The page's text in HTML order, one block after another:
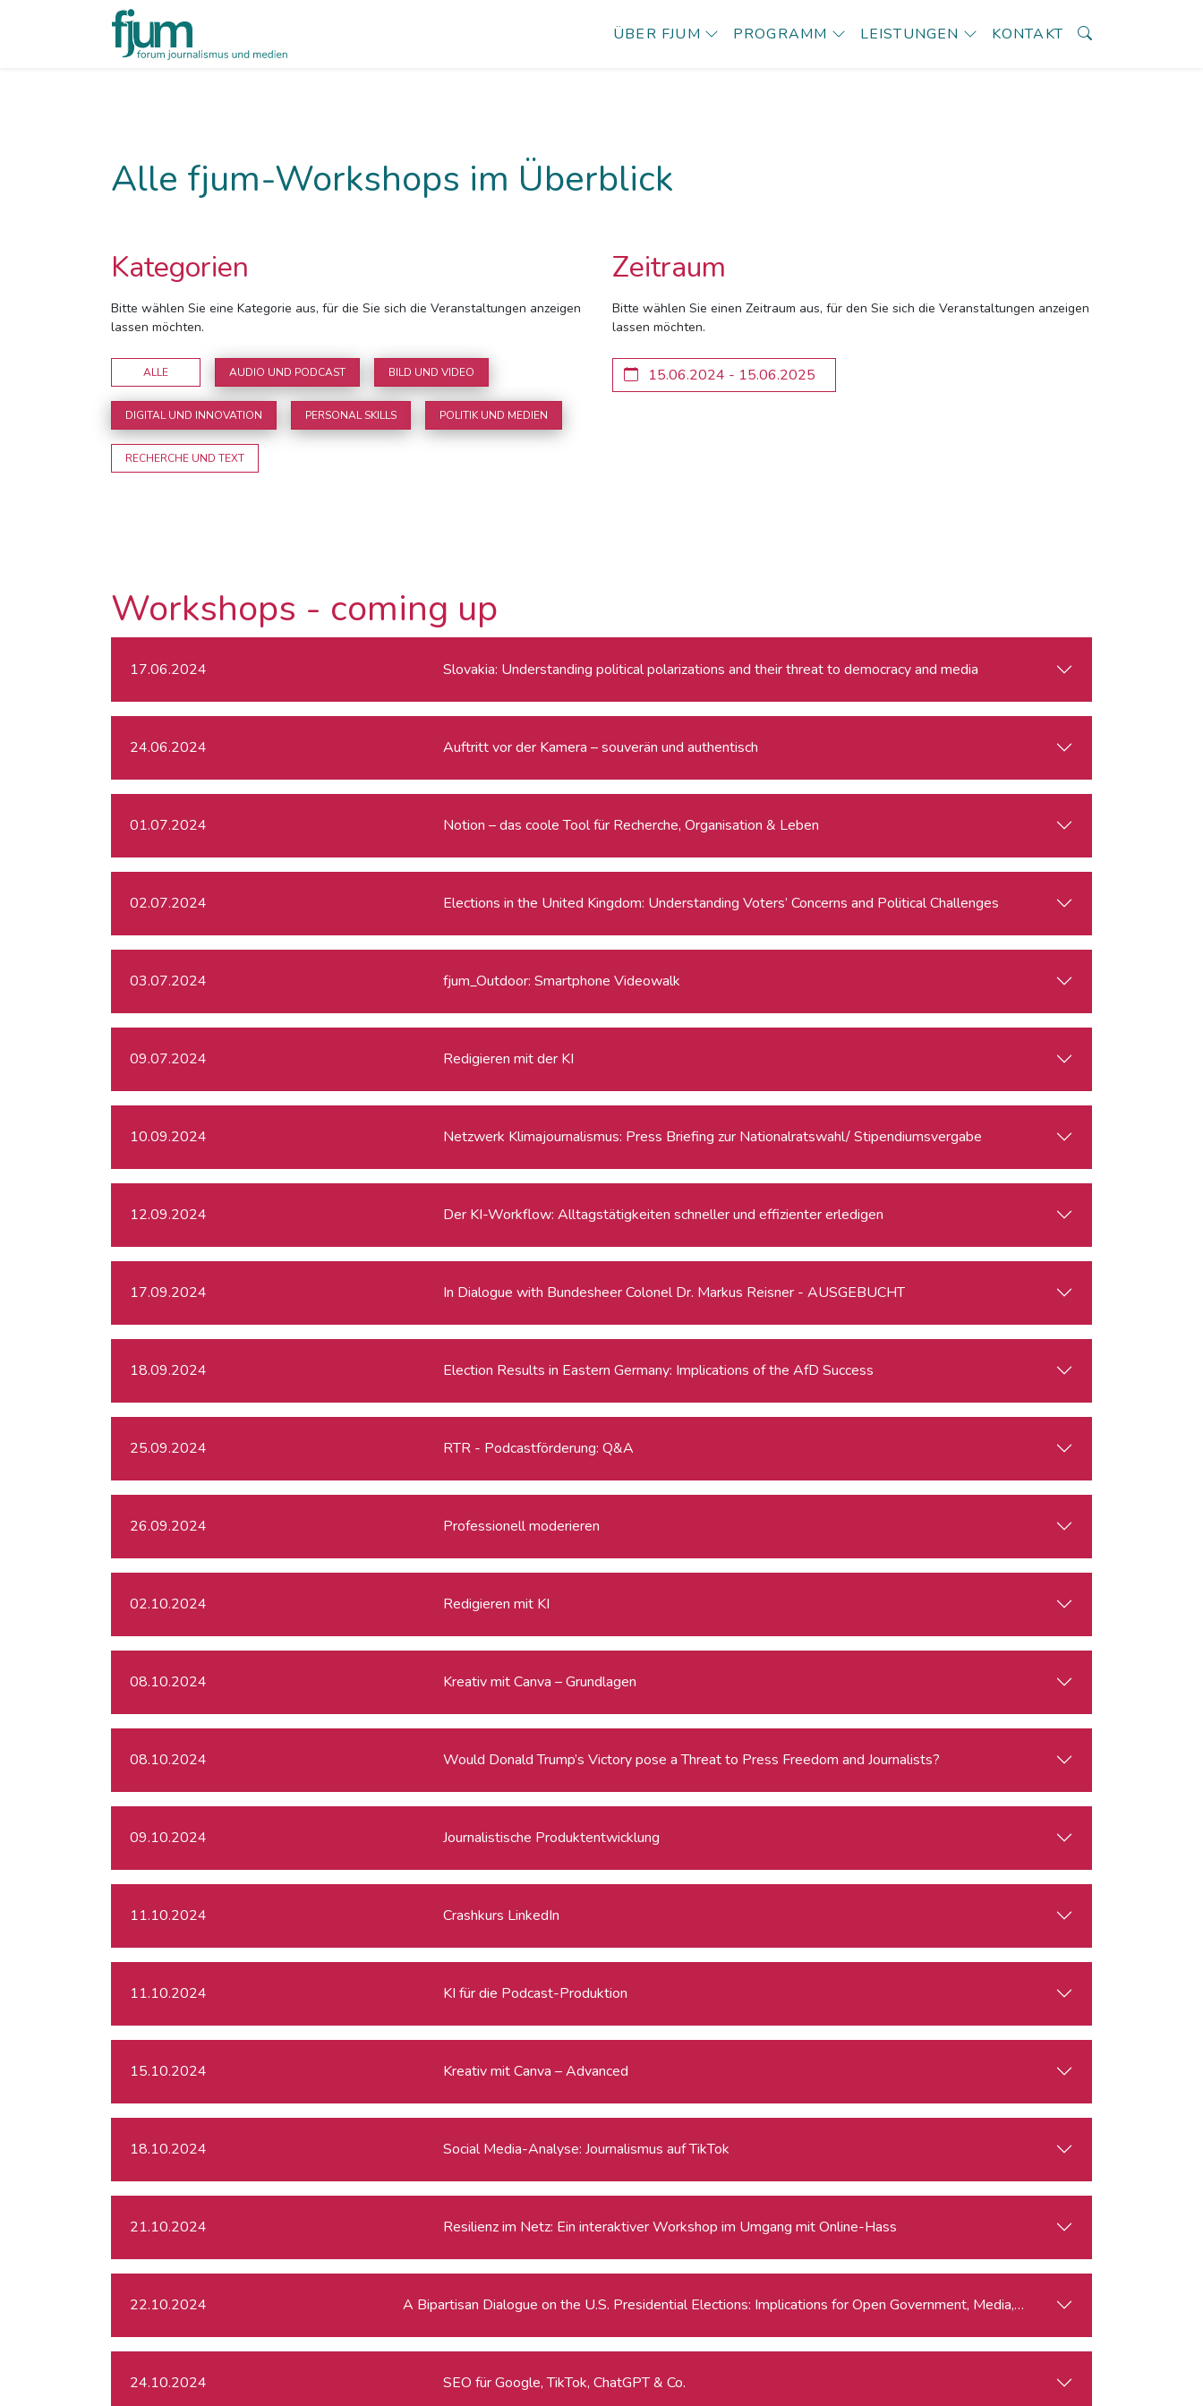
ÜBER FJUM PROGRAMM LEISTUNGEN KONTAKT
Alle fjum-Workshops im Überblick
Kategorien
Bitte wählen Sie eine Kategorie aus, für die Sie sich die Veranstaltungen anzeigen
lassen möchten.
ALLE AUDIO UND PODCAST BILD UND VIDEO
DIGITAL UND INNOVATION PERSONAL SKILLS POLITIK UND MEDIEN
RECHERCHE UND TEXT
Zeitraum
Bitte wählen Sie einen Zeitraum aus, für den Sie sich die Veranstaltungen anzeigen
lassen möchten.
Workshops - coming up
17.06.2024 Slovakia: Understanding political polarizations and their threat to democracy and media
24.06.2024 Auftritt vor der Kamera – souverän und authentisch
01.07.2024 Notion – das coole Tool für Recherche, Organisation & Leben
02.07.2024 Elections in the United Kingdom: Understanding Voters’ Concerns and Political Challenges
03.07.2024 fjum_Outdoor: Smartphone Videowalk
09.07.2024 Redigieren mit der KI
10.09.2024 Netzwerk Klimajournalismus: Press Briefing zur Nationalratswahl/ Stipendiumsvergabe
12.09.2024 Der KI-Workflow: Alltagstätigkeiten schneller und effizienter erledigen
17.09.2024 In Dialogue with Bundesheer Colonel Dr. Markus Reisner - AUSGEBUCHT
18.09.2024 Election Results in Eastern Germany: Implications of the AfD Success
25.09.2024 RTR - Podcastförderung: Q&A
26.09.2024 Professionell moderieren
02.10.2024 Redigieren mit KI
08.10.2024 Kreativ mit Canva – Grundlagen
08.10.2024 Would Donald Trump’s Victory pose a Threat to Press Freedom and Journalists?
09.10.2024 Journalistische Produktentwicklung
11.10.2024 Crashkurs LinkedIn
11.10.2024 KI für die Podcast-Produktion
15.10.2024 Kreativ mit Canva – Advanced
18.10.2024 Social Media-Analyse: Journalismus auf TikTok
21.10.2024 Resilienz im Netz: Ein interaktiver Workshop im Umgang mit Online-Hass
22.10.2024 A Bipartisan Dialogue on the U.S. Presidential Elections: Implications for Open Government, Media, and Civil Society
24.10.2024 SEO für Google, TikTok, ChatGPT & Co.